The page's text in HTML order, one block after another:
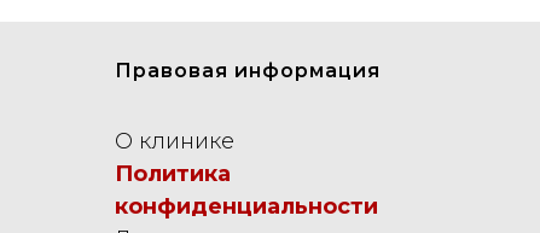
Правовая информация
О клинике
Политика
конфиденциальности